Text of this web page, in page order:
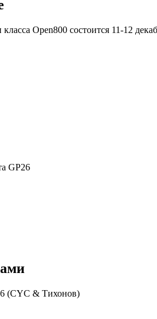
Open800 состоится 11-12
GP26
(CYC & Тихонов)